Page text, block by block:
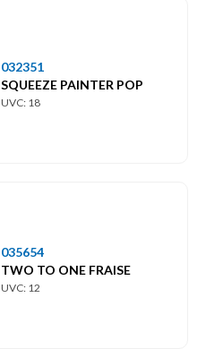
032351
SQUEEZE PAINTER POP
UVC: 18
035654
TWO TO ONE FRAISE
UVC: 12